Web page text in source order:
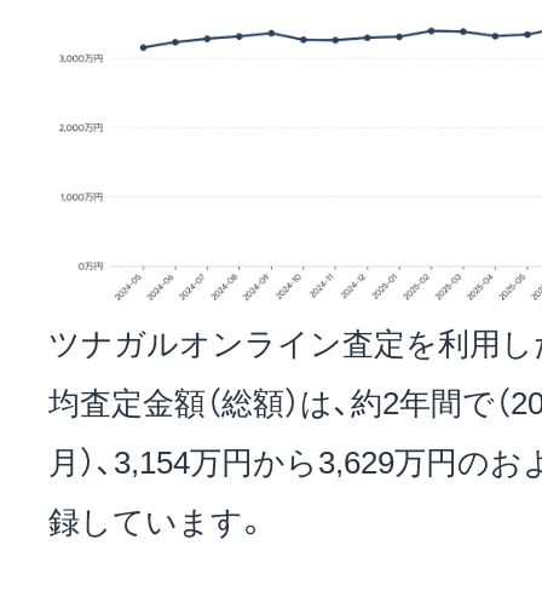
ツナガルオンライン査定を利用
均査定金額（総額）は、約2年間で
月）、3,154万円から3,629万円の
録しています。